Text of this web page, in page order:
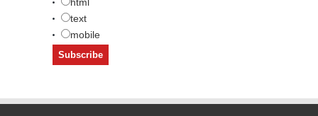
html
text
mobile